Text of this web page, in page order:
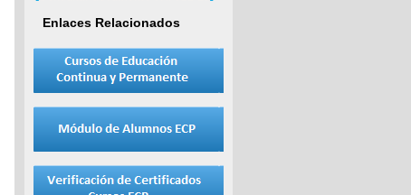
Enlaces Relacionados